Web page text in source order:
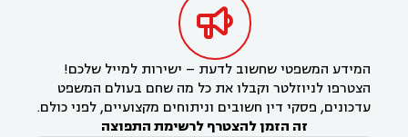

המידע המשפטי שחשוב לדעת – ישירות למייל שלכם!
הצטרפו לניוזלטר וקבלו את כל מה שחם בעולם המשפט
עדכונים, פסקי דין חשובים וניתוחים מקצועיים, לפני כולם.
זה הזמן להצטרף לרשימת התפוצה